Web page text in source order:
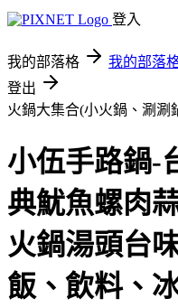
登入
我的部落格 我的部落
登出
火鍋大集合(小火鍋、涮涮
小伍手路鍋-
典魷魚螺肉
火鍋湯頭台
飯、飲料、